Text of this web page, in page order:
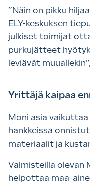
”Näin on pikku
ELY-keskuksen
julkiset toimijat
purkujätteet
leviävät
Yrittäjä kaipaa
Moni asia
hankkeissa
materiaalit ja
Valmisteilla olevan
helpottaa maa-